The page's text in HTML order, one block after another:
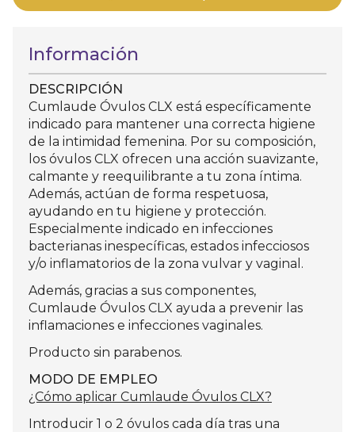
Información
DESCRIPCIÓN
Cumlaude Óvulos CLX está específicamente
indicado para mantener una correcta higiene
de la intimidad femenina. Por su composición,
los óvulos CLX ofrecen una acción suavizante,
calmante y reequilibrante a tu zona íntima.
Además, actúan de forma respetuosa,
ayudando en tu higiene y protección.
Especialmente indicado en infecciones
bacterianas inespecíficas, estados infecciosos
y/o inflamatorios de la zona vulvar y vaginal.
Además, gracias a sus componentes,
Cumlaude Óvulos CLX ayuda a prevenir las
inflamaciones e infecciones vaginales.
Producto sin parabenos.
MODO DE EMPLEO
¿Cómo aplicar Cumlaude Óvulos CLX?
Introducir 1 o 2 óvulos cada día tras una